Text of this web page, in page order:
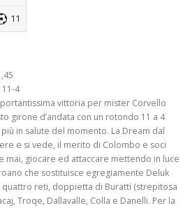
11
4
vittoria per mister Corvello
girone d’andata con un rotondo 11 a 4
in salute del momento. La Dream dal
e si vede, il merito di Colombo e soci
mai, giocare ed attaccare mettendo in luce
che sostituisce egregiamente Deluk
quattro reti, doppietta di Buratti (strepitosa
Troqe, Dallavalle, Colla e Danelli. Per la